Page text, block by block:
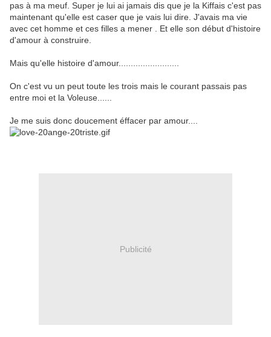
pas à ma meuf. Super je lui ai jamais dis que je la Kiffais c'est pas
maintenant qu'elle est caser que je vais lui dire. J'avais ma vie
avec cet homme et ces filles a mener . Et elle son début d'histoire
d'amour à construire.
Mais qu'elle histoire d'amour.........................
On c'est vu un peut toute les trois mais le courant passais pas
entre moi et la Voleuse......
Je me suis donc doucement éffacer par amour....
Publicité